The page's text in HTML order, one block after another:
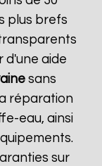
plus brefs
d'une aide
sans
réparation
eau, ainsi
sur